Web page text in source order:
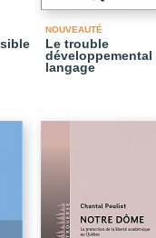
NOUVEAUTÉ
Le trouble
développemental
langage